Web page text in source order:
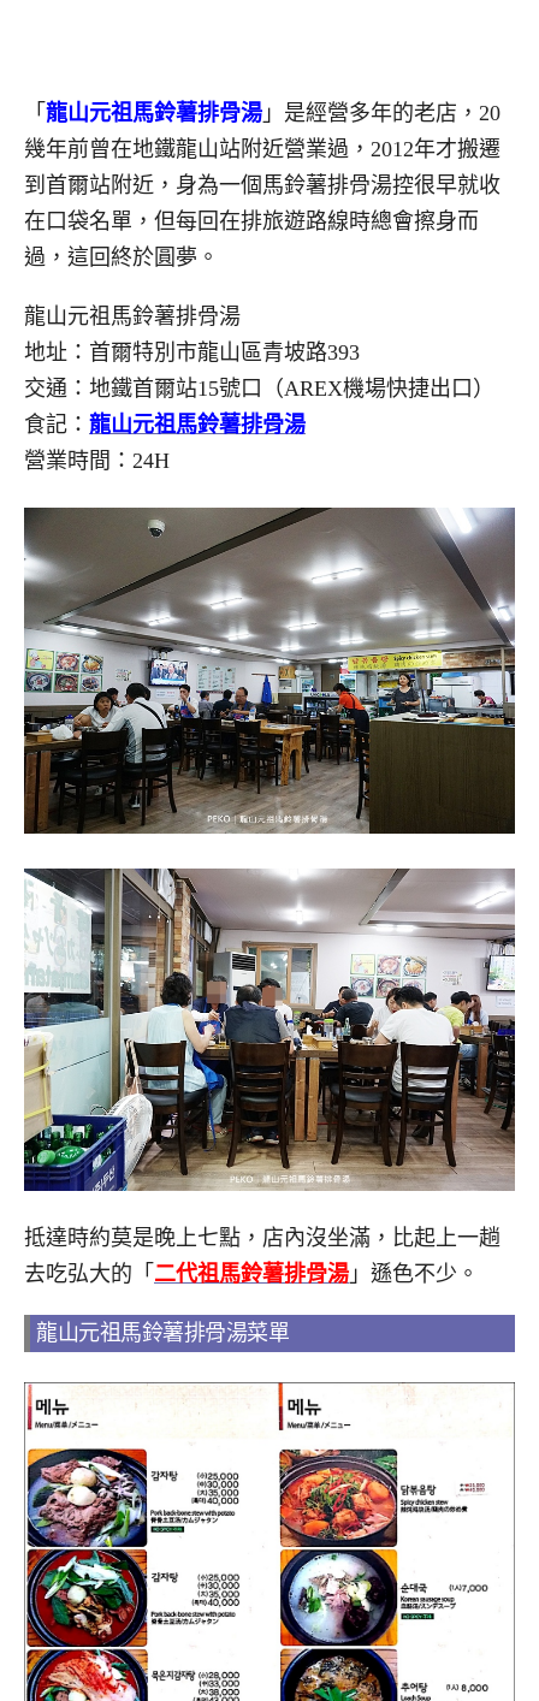
「 龍山元祖馬鈴薯排骨湯 」是經營多年的老店，20
幾年前曾在地鐵龍山站附近營業過，2012年才搬遷
到首爾站附近，身為一個馬鈴薯排骨湯控很早就收
在口袋名單，但每回在排旅遊路線時總會擦身而
過，這回終於圓夢。
龍山元祖馬鈴薯排骨湯
地址：首爾特別市龍山區青坡路393
交通：地鐵首爾站15號口（AREX機場快捷出口）
食記： 龍山元祖馬鈴薯排骨湯
營業時間：24H
抵達時約莫是晚上七點，店內沒坐滿，比起上一趟
去吃弘大的「 二代祖馬鈴薯排骨湯 」遜色不少。
龍山元祖馬鈴薯排骨湯菜單